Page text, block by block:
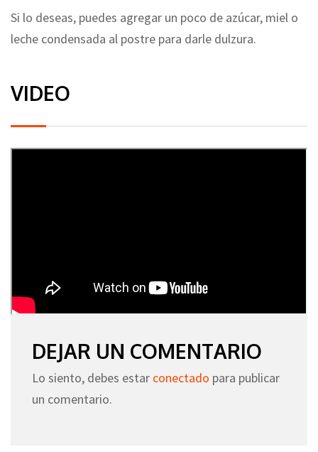
Si lo deseas, puedes agregar un poco de azúcar, miel o
leche condensada al postre para darle dulzura.
VIDEO
DEJAR UN COMENTARIO
Lo siento, debes estar conectado para publicar
un comentario.